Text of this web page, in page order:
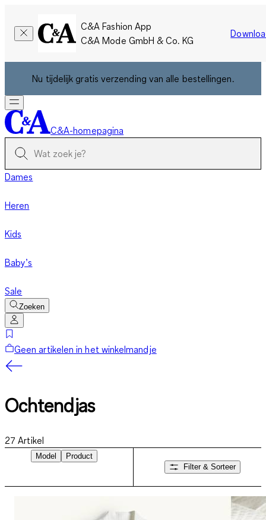
C&A Fashion App
C&A Mode GmbH & Co. KG
Nu tijdelijk gratis verzending van alle bestellingen.
C&A-homepagina
Dames
Heren
Kids
Baby’s
Sale
Zoeken
Geen artikelen in het winkelmandje
Ochtendjas
27 Artikel
Model
Product
Filter & Sorteer